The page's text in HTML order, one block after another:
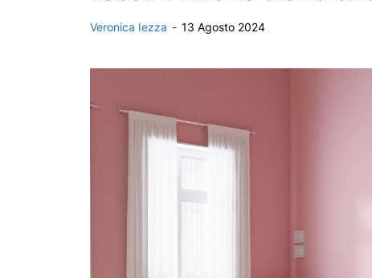
Veronica Iezza - 13 Agosto 2024